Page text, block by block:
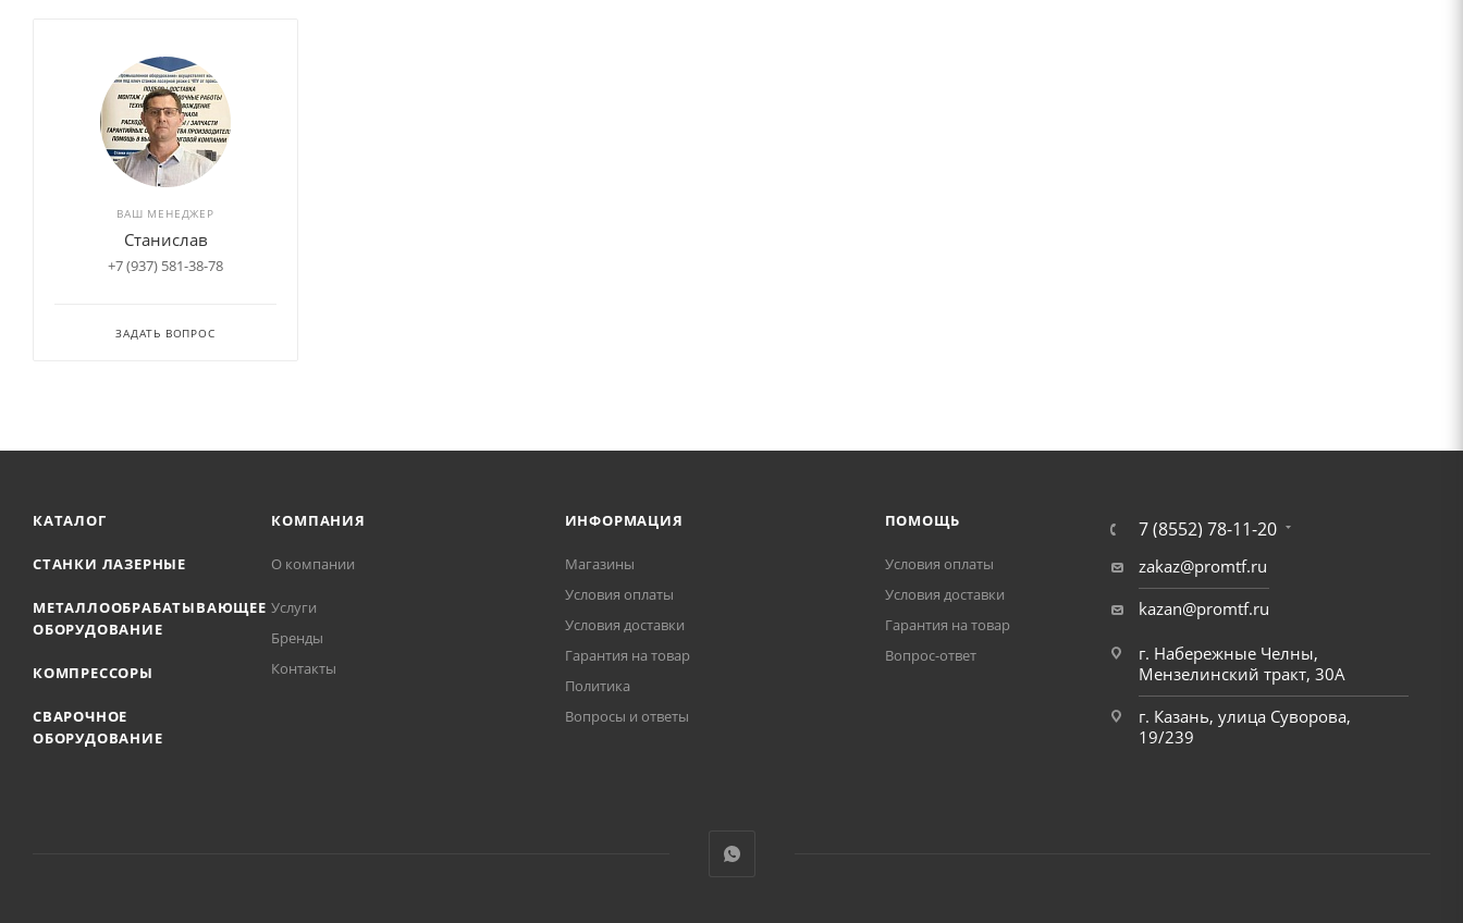
ВАШ МЕНЕДЖЕР
Станислав
+7 (937) 581-38-78
ЗАДАТЬ ВОПРОС
КАТАЛОГ
СТАНКИ ЛАЗЕРНЫЕ
МЕТАЛЛООБРАБАТЫВАЮЩЕЕ
ОБОРУДОВАНИЕ
КОМПРЕССОРЫ
СВАРОЧНОЕ
ОБОРУДОВАНИЕ
КОМПАНИЯ
О компании
Услуги
Бренды
Контакты
ИНФОРМАЦИЯ
Магазины
Условия оплаты
Условия доставки
Гарантия на товар
Политика
Вопросы и ответы
ПОМОЩЬ
Условия оплаты
Условия доставки
Гарантия на товар
Вопрос-ответ
7 (8552) 78-11-20
zakaz@promtf.ru
kazan@promtf.ru
г. Набережные Челны,
Мензелинский тракт, 30А
г. Казань, улица Суворова,
19/239